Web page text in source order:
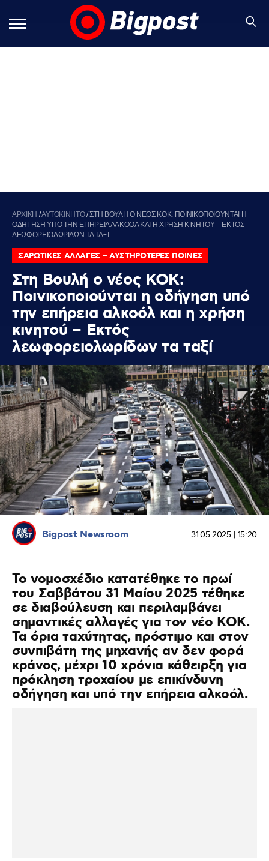
ΑΡΧΙΚΗ /ΑΥΤΟΚΙΝΗΤΟ/ΣΤΗ ΒΟΥΛΗ Ο ΝΕΟΣ ΚΟΚ: ΠΟΙΝΙΚΟΠΟΙΟΥΝΤΑΙ Η
ΟΔΗΓΗΣΗ ΥΠΟ ΤΗΝ ΕΠΗΡΕΙΑ ΑΛΚΟΟΛ ΚΑΙ Η ΧΡΗΣΗ ΚΙΝΗΤΟΥ – ΕΚΤΟΣ
ΛΕΩΦΟΡΕΙΟΛΩΡΙΔΩΝ ΤΑ ΤΑΞΙ
ΣΑΡΩΤΙΚΕΣ ΑΛΛΑΓΕΣ – ΑΥΣΤΗΡΟΤΕΡΕΣ ΠΟΙΝΕΣ
Στη Βουλή ο νέος ΚΟΚ:
Ποινικοποιούνται η οδήγηση υπό
την επήρεια αλκοόλ και η χρήση
κινητού – Εκτός
λεωφορειολωρίδων τα ταξί
Bigpost Newsroom 31.05.2025 | 15:20
Το νομοσχέδιο κατατέθηκε το πρωί
του Σαββάτου 31 Μαίου 2025 τέθηκε
σε διαβούλευση και περιλαμβάνει
σημαντικές αλλαγές για τον νέο ΚΟΚ.
Τα όρια ταχύτητας, πρόστιμο και στον
συνπιβάτη της μηχανής αν δεν φορά
κράνος, μέχρι 10 χρόνια κάθειρξη για
πρόκληση τροχαίου με επικίνδυνη
οδήγηση και υπό την επήρεια αλκοόλ.